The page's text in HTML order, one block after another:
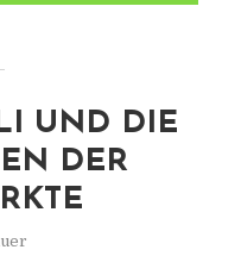
UND DIE
DER